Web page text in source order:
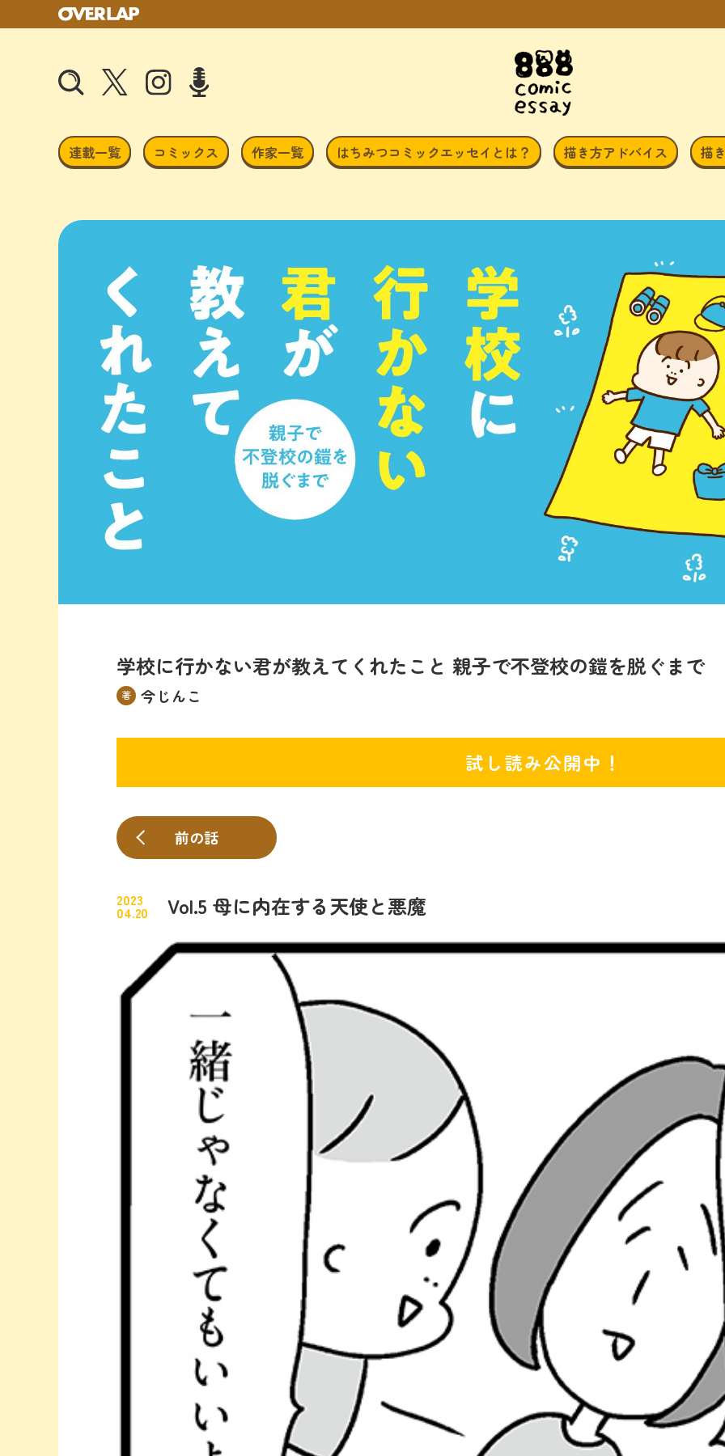
連載一覧 コミックス 作家一覧 はちみつコミックエッセイとは？ 描き方アドバイス 描
学校に行かない君が教えてくれたこと 親子で不登校の鎧を脱ぐまで
著 今じんこ
試し読み公開中！
前の話
2023
04.20 Vol.5 母に内在する天使と悪魔